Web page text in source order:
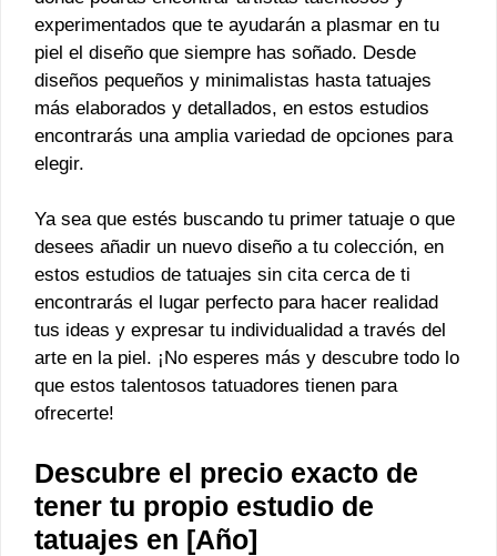
experimentados que te ayudarán a plasmar en tu
piel el diseño que siempre has soñado. Desde
diseños pequeños y minimalistas hasta tatuajes
más elaborados y detallados, en estos estudios
encontrarás una amplia variedad de opciones para
elegir.
Ya sea que estés buscando tu primer tatuaje o que
desees añadir un nuevo diseño a tu colección, en
estos estudios de tatuajes sin cita cerca de ti
encontrarás el lugar perfecto para hacer realidad
tus ideas y expresar tu individualidad a través del
arte en la piel. ¡No esperes más y descubre todo lo
que estos talentosos tatuadores tienen para
ofrecerte!
Descubre el precio exacto de
tener tu propio estudio de
tatuajes en [Año]